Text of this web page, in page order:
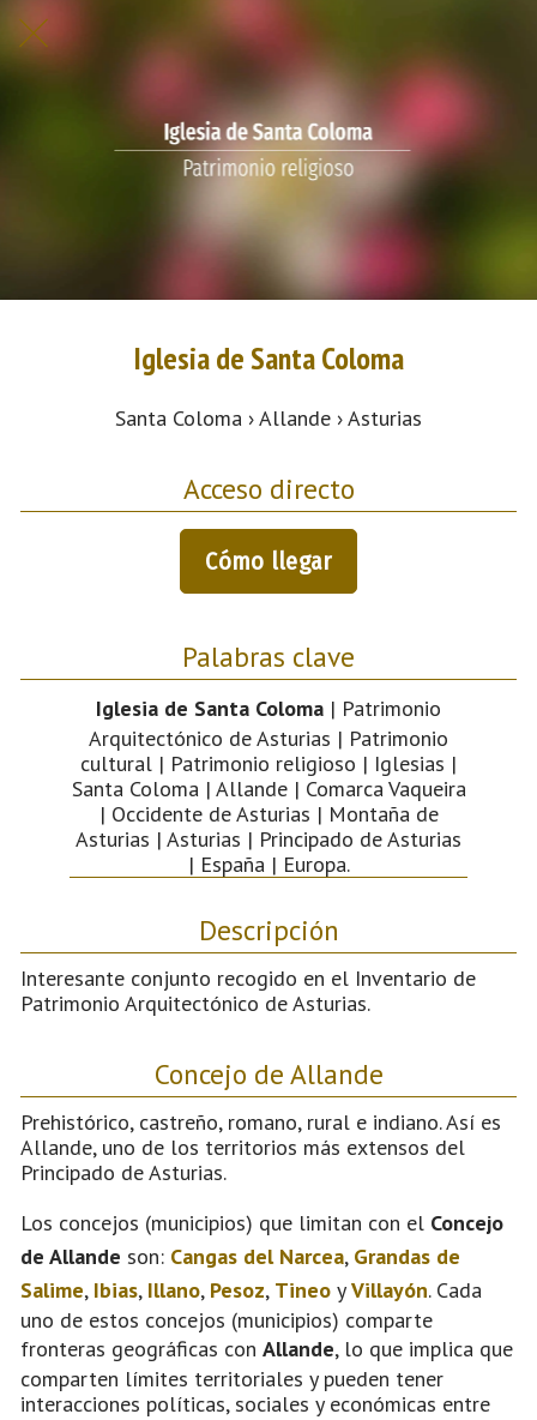
Iglesia de Santa Coloma
Santa Coloma › Allande › Asturias
Acceso directo
Cómo llegar
Palabras clave
Iglesia de Santa Coloma | Patrimonio
Arquitectónico de Asturias | Patrimonio
cultural | Patrimonio religioso | Iglesias |
Santa Coloma | Allande | Comarca Vaqueira
| Occidente de Asturias | Montaña de
Asturias | Asturias | Principado de Asturias
| España | Europa.
Descripción
Interesante conjunto recogido en el Inventario de
Patrimonio Arquitectónico de Asturias.
Concejo de Allande
Prehistórico, castreño, romano, rural e indiano. Así es
Allande, uno de los territorios más extensos del
Principado de Asturias.
Los concejos (municipios) que limitan con el Concejo
de Allande son: Cangas del Narcea, Grandas de
Salime, Ibias, Illano, Pesoz, Tineo yVillayón. Cada
uno de estos concejos (municipios) comparte
fronteras geográficas con Allande, lo que implica que
comparten límites territoriales y pueden tener
interacciones políticas, sociales y económicas entre